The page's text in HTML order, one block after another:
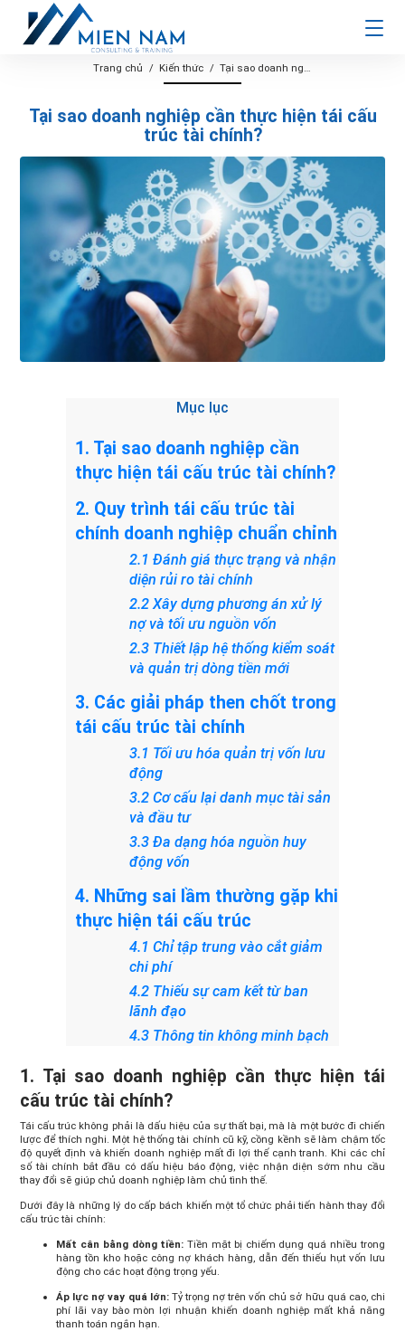
Trang chủ Kiến thức Tại sao doanh nghiệp cần thực hiện tái cấu trúc tài chính?
Tại sao doanh nghiệp cần thực hiện tái cấu
trúc tài chính?
Mục lục
1. Tại sao doanh nghiệp cần
thực hiện tái cấu trúc tài chính?
2. Quy trình tái cấu trúc tài
chính doanh nghiệp chuẩn chỉnh
2.1 Đánh giá thực trạng và nhận
diện rủi ro tài chính
2.2 Xây dựng phương án xử lý
nợ và tối ưu nguồn vốn
2.3 Thiết lập hệ thống kiểm soát
và quản trị dòng tiền mới
3. Các giải pháp then chốt trong
tái cấu trúc tài chính
3.1 Tối ưu hóa quản trị vốn lưu
động
3.2 Cơ cấu lại danh mục tài sản
và đầu tư
3.3 Đa dạng hóa nguồn huy
động vốn
4. Những sai lầm thường gặp khi
thực hiện tái cấu trúc
4.1 Chỉ tập trung vào cắt giảm
chi phí
4.2 Thiếu sự cam kết từ ban
lãnh đạo
4.3 Thông tin không minh bạch
1. Tại sao doanh nghiệp cần thực hiện tái
cấu trúc tài chính?
Tái cấu trúc không phải là dấu hiệu của sự thất bại, mà là một bước đi chiến
lược để thích nghi. Một hệ thống tài chính cũ kỹ, cồng kềnh sẽ làm chậm tốc
độ quyết định và khiến doanh nghiệp mất đi lợi thế cạnh tranh. Khi các chỉ
số tài chính bắt đầu có dấu hiệu báo động, việc nhận diện sớm nhu cầu
thay đổi sẽ giúp chủ doanh nghiệp làm chủ tình thế.
Dưới đây là những lý do cấp bách khiến một tổ chức phải tiến hành thay đổi
cấu trúc tài chính:
Mất cân bằng dòng tiền: Tiền mặt bị chiếm dụng quá nhiều trong
hàng tồn kho hoặc công nợ khách hàng, dẫn đến thiếu hụt vốn lưu
động cho các hoạt động trọng yếu.
Áp lực nợ vay quá lớn:Tỷ trọng nợ trên vốn chủ sở hữu quá cao, chi
phí lãi vay bào mòn lợi nhuận khiến doanh nghiệp mất khả năng
thanh toán ngắn hạn.